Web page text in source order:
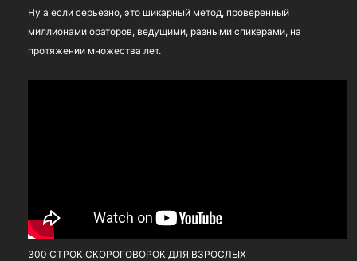
Ну а если серьезно, это шикарный метод, проверенный
миллионами ораторов, ведущими, разными спикерами, на
протяжении множества лет.
300 СТРОК СКОРОГОВОРОК ДЛЯ ВЗРОСЛЫХ